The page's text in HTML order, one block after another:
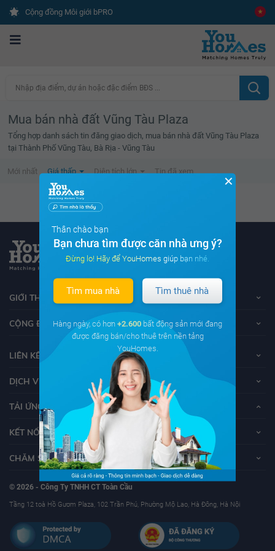
Cộng đồng Môi giới bPRO
Nhập địa điểm, dự án hoặc đặc điểm BĐS ...
Mua bán nhà đất Vũng Tàu Plaza
Tổng hợp danh sách tin đăng giao dịch, mua bán nhà đất Vũng Tàu Plaza
tại Thành Phố Vũng Tàu, Bà Rịa - Vũng Tàu
Mới nhất Giá thấp Diện tích lớn Tin đã xem
Không tìm thấy tin bất động sản nào
GIỚI THIỆU VỀ YOUHOMES
CỘNG ĐỒNG YOUHOMERS
LIÊN KẾT
DỊCH VỤ KHÁCH HÀNG
TẢI ỨNG DỤNG YOUHOMES
KẾT NỐI VỚI YOUHOMES
CHĂM SÓC KHÁCH HÀNG
© 2026 - Công Ty TNHH CT Toàn Cầu
Tầng 12 toà Hồ Gươm Plaza, 102 Trần Phú, Phường Mộ Lao, Hà Đông, Hà Nội
✕
Thân chào bạn
Bạn chưa tìm được căn nhà ưng ý?
Đừng lo! Hãy để YouHomes giúp bạn nhé.
Tìm mua nhà Tìm thuê nhà
Hàng ngày, có hơn +2.600 bất động sản mới đang
được đăng bán/cho thuê trên nền tảng
YouHomes.